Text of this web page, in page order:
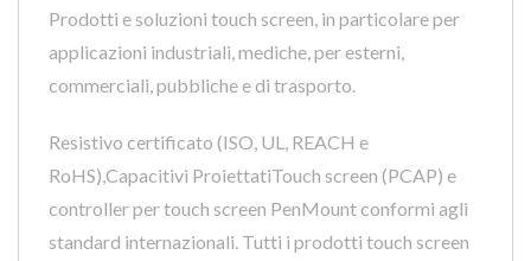
Prodotti e soluzioni touch screen, in particolare per
applicazioni industriali, mediche, per esterni,
commerciali, pubbliche e di trasporto.
Resistivo certificato (ISO, UL, REACH e
RoHS),Capacitivi ProiettatiTouch screen (PCAP) e
controller per touch screen PenMount conformi agli
standard internazionali. Tutti i prodotti touch screen